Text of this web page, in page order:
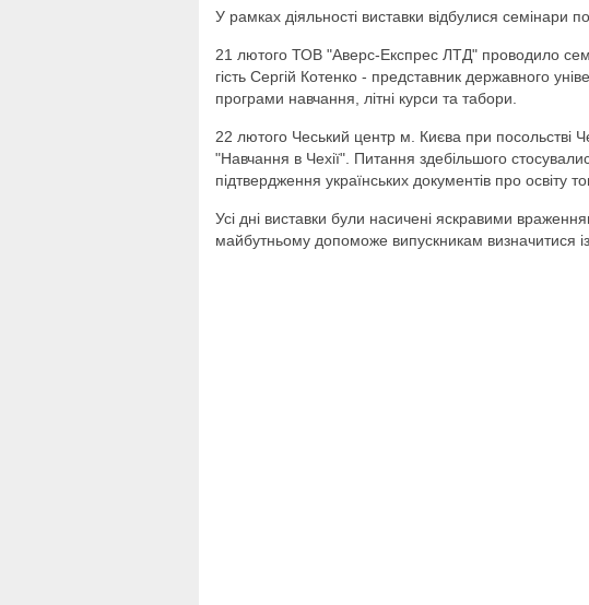
У рамках діяльності виставки відбулися семінари
21 лютого ТОВ "Аверс-Експрес ЛТД" проводило
гість Сергій Котенко - представник державного
програми навчання, літні курси та табори.
22 лютого Чеський центр м. Києва при посольстві
"Навчання в Чехії". Питання здебільшого
підтвердження українських документів про освіту
Усі дні виставки були насичені яскравими
майбутньому допоможе випускникам визначитися